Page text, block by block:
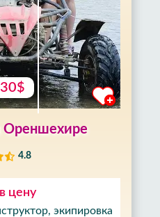
30$
Ореншехире
4.8
цену
экипировка